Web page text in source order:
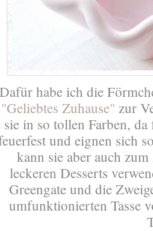
Dafür habe ich die
"Geliebtes Zuhause" zur
sie in so tollen Farben,
und eignen sich
kann sie aber auch
leckeren Desserts
Greengate und die
umfunktionierten Tasse